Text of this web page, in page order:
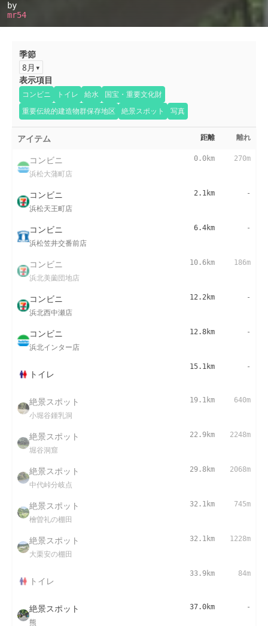
by
mr54
季節
8月
表示項目
コンビニ トイレ 給水
国宝・重要文化財
重要伝統的建造物群保存地区
絶景スポット 写真
アイテム 距離 離れ
コンビニ
浜松大蒲町店
0.0km 270m
コンビニ
浜松天王町店
2.1km -
コンビニ
浜松笠井交番前店
6.4km -
コンビニ
浜北美薗団地店
10.6km 186m
コンビニ
浜北西中瀬店
12.2km -
コンビニ
浜北インター店
12.8km -
トイレ
15.1km -
絶景スポット
小堀谷鍾乳洞
19.1km 640m
絶景スポット
堀谷洞窟
22.9km 2248m
絶景スポット
中代峠分岐点
29.8km 2068m
絶景スポット
檜曽礼の棚田
32.1km 745m
絶景スポット
大栗安の棚田
32.1km 1228m
トイレ
33.9km 84m
絶景スポット
熊
37.0km -